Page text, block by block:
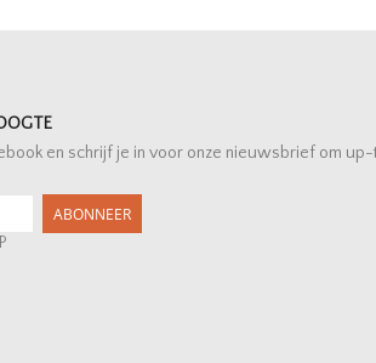
en schrijf je in voor onze nieuwsbrief om
ABONNEER